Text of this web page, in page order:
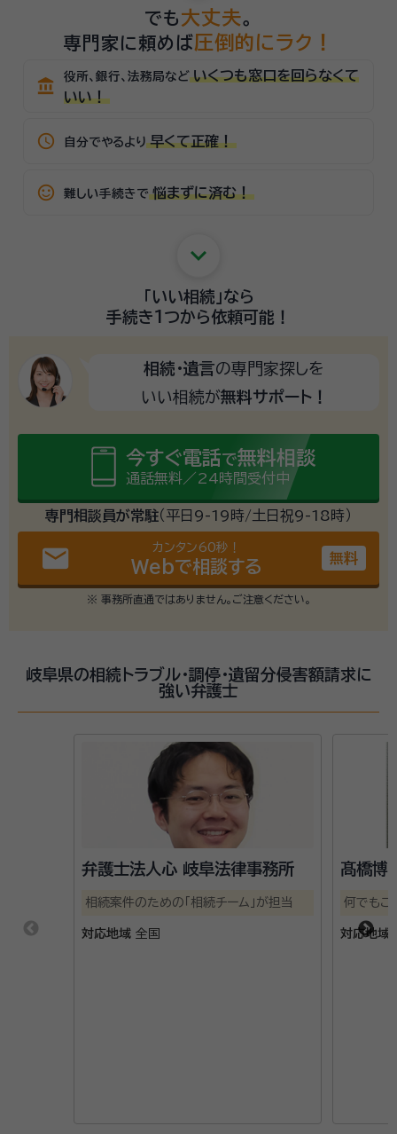
でも 大丈夫。
専門家に頼めば圧倒的にラク！
account_balance 役所、銀行、法務局など いくつも窓口を回らなくて
いい！
schedule 自分でやるより 早くて正確！
sentiment_satisfied_alt 難しい手続きで 悩まずに済む！
keyboard_arrow_down
「いい相続」なら
手続き1つから依頼可能！
相続・遺言の専門家探しを
いい相続が無料サポート！
今すぐ電話で無料相談
通話無料／24時間受付中
専門相談員が常駐（平日9-19時/土日祝9-18時）
email カンタン60秒！
Webで相談する 無料
※ 事務所直通ではありません。ご注意ください。
岐阜県の相続トラブル・調停・遺留分侵害額請求に
強い弁護士
弁護士法人心 岐阜法律事務所
相続案件のための「相続チーム」が担当
対応地域 全国
髙橋博
何でもご
対応地域